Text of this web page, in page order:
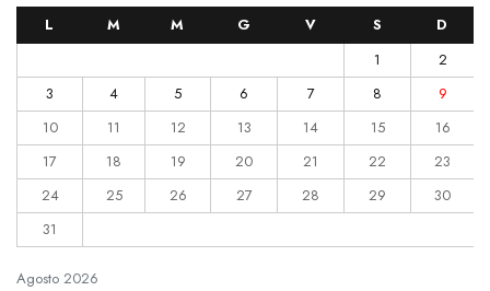
Agosto 2026
L M M G V S
D
1
2
3
4 5 6 7 8
9
10
11 12 13 14 15
16
17
18 19 20 21 22
23
24
25 26 27 28 29
30
31